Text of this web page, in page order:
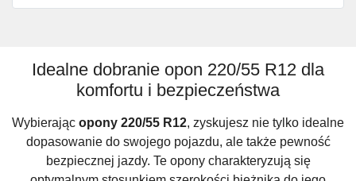
Idealne dobranie opon 220/55 R12 dla
komfortu i bezpieczeństwa
Wybierając opony 220/55 R12, zyskujesz nie tylko idealne
dopasowanie do swojego pojazdu, ale także pewność
bezpiecznej jazdy. Te opony charakteryzują się